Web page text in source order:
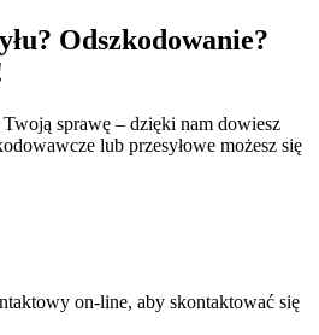
Odszkodowanie?
sprawę – dzięki nam dowiesz
lub przesyłowe możesz się
on-line, aby skontaktować się